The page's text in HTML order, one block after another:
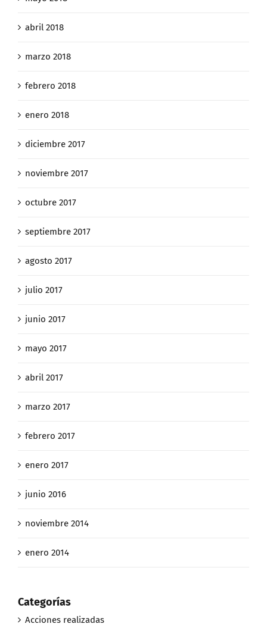
abril 2018
marzo 2018
febrero 2018
enero 2018
diciembre 2017
noviembre 2017
octubre 2017
septiembre 2017
agosto 2017
julio 2017
junio 2017
mayo 2017
abril 2017
marzo 2017
febrero 2017
enero 2017
junio 2016
noviembre 2014
enero 2014
Categorías
Acciones realizadas